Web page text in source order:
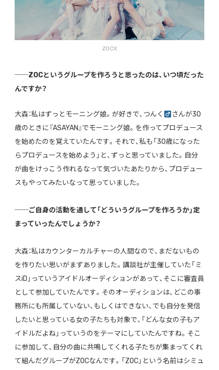
ZOCX
──ZOCというグループを作ろうと思ったのは、いつ頃だった
んですか？
大森：私はずっとモーニング娘。が好きで、つんく
さんが30
歳のときに『ASAYAN』でモーニング娘。を作ってプロデュース
を始めたのを覚えていたんです。それで、私も「30歳になった
らプロデュースを始めよう」と、ずっと思っていました。自分
が曲をけっこう作れるなって気づいたあたりから、プロデュー
スもやってみたいなって思っていました。
──ご自身の活動を通して「どういうグループを作ろうか」定
まっていったんでしょうか？
大森：私はカウンターカルチャーの人間なので、まだないもの
を作りたい思いがまずありました。講談社が主催していた「ミ
スiD」っていうアイドルオーディションがあって、そこに審査員
として参加していたんです。そのオーディションは、どこの事
務所にも所属していない、もしくはできない、でも自分を発信
したいと思っている女の子たちも対象で、「どんな女の子もア
イドルだよね」っていうのをテーマにしていたんですね。そこ
に参加して、自分の曲に共鳴してくれる子たちが集まってくれ
て組んだグループがZOCなんです。「ZOC」という名前はシミュ